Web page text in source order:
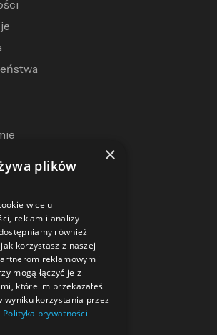
×
plików
w celu
reklam i analizy
również
korzystasz z naszej
reklamowym i
mogą łączyć je z
które im przekazałeś
wyniku korzystania przez
Polityka prywatności